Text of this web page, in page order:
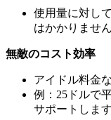
使用量に対し
はかかりません
無敵のコスト効率
アイドル料金
例：25ドルで
サポートします